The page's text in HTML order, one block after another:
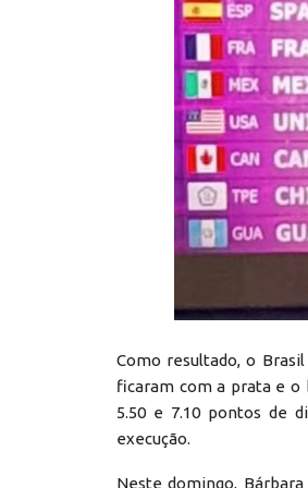
Como resultado, o
ficaram com a prata e o
5.50 e 7.10 pontos de
execução.
Neste domingo,